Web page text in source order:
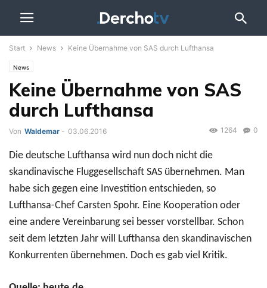
Start News Keine Übernahme von SAS durch Lufthansa
News
Keine Übernahme von SAS
durch Lufthansa
Von Waldemar - 03.06.2016 0
1264
Die deutsche Lufthansa wird nun doch nicht die
skandinavische Fluggesellschaft SAS übernehmen. Man
habe sich gegen eine Investition entschieden, so
Lufthansa-Chef Carsten Spohr. Eine Kooperation oder
eine andere Vereinbarung sei besser vorstellbar. Schon
seit dem letzten Jahr will Lufthansa den skandinavischen
Konkurrenten übernehmen. Doch es gab viel Kritik.